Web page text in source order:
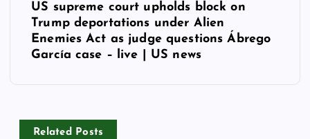
v
US supreme court upholds block on
Trump deportations under Alien
Enemies Act as judge questions Ábrego
García case – live | US news
Related Posts